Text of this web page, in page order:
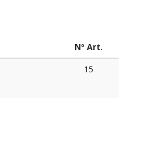
Nº Art.
15